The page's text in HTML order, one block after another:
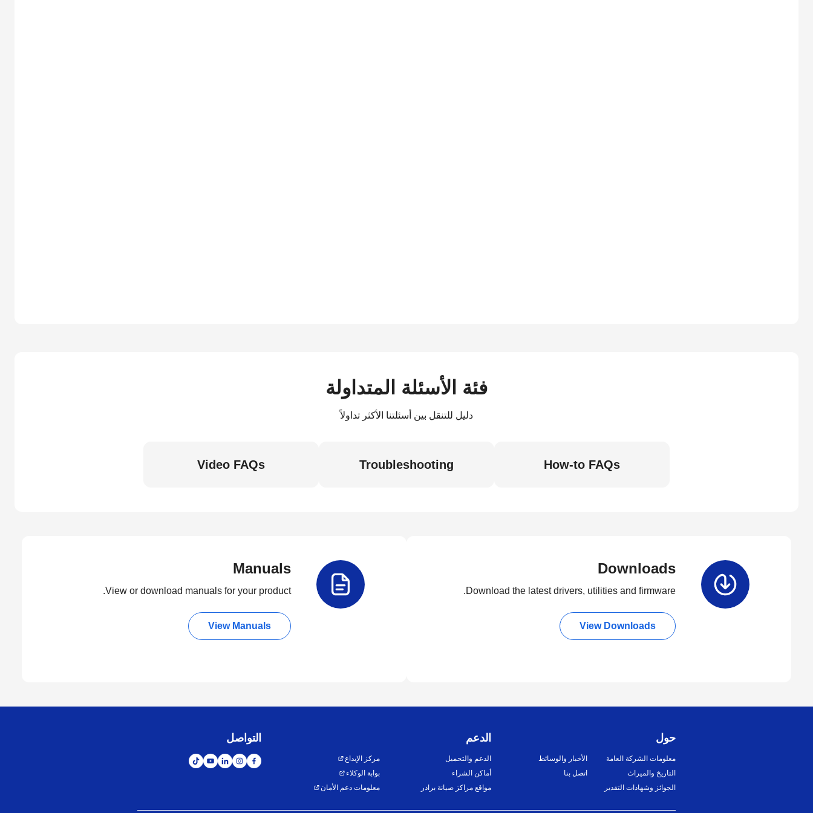
فئة الأسئلة المتداولة
دليل للتنقل بين أسئلتنا الأكثر تداولاً
How-to FAQs
Troubleshooting
Video FAQs
Downloads
Download the latest drivers, utilities and firmware.
View Downloads
Manuals
View or download manuals for your product.
View Manuals
حول
معلومات الشركة العامة
التاريخ والميراث
الجوائز وشهادات التقدير
الأخبار والوسائط
اتصل بنا
الدعم
الدعم والتحميل
أماكن الشراء
مواقع مراكز صيانة براذر
مركز الإبداع
بوابة الوكلاء
معلومات دعم الأمان
التواصل